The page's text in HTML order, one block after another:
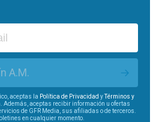
A.M.
aceptas la Política de Privacidad yTérminos y
Además, aceptas recibir información u ofertas
de GFR Media, sus afiliadas o de terceros.
en cualquier momento.